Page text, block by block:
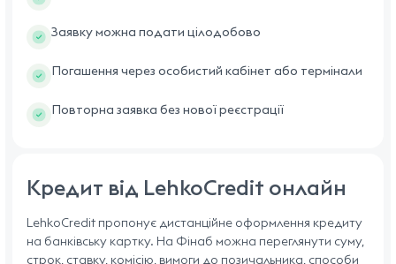
Заявку можна подати цілодобово
Погашення через особистий кабінет або термінали
Повторна заявка без нової реєстрації
Кредит від LehkoCredit онлайн
LehkoCredit пропонує дистанційне оформлення кредиту
на банківську картку. На Фінаб можна переглянути суму,
строк, ставку, комісію, вимоги до позичальника, способи